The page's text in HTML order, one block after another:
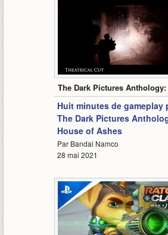
The Dark Pictures Anthology:
Huit minutes de gameplay
The Dark Pictures
House of Ashes
Par Bandai Namco
28 mai 2021